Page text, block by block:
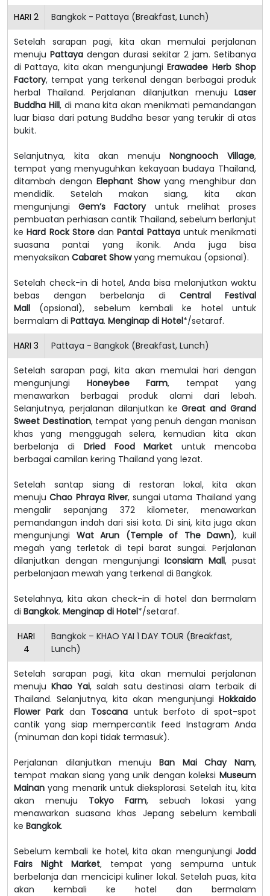
HARI 2 Bangkok - Pattaya (Breakfast, Lunch)
Setelah sarapan pagi, kita akan memulai perjalanan
menujuPattaya dengan durasi sekitar 2 jam. Setibanya
di Pattaya, kita akan mengunjungiErawadee Herb Shop
Factory, tempat yang terkenal dengan berbagai produk
herbal Thailand. Perjalanan dilanjutkan menuju Laser
Buddha Hill, di mana kita akan menikmati pemandangan
luar biasa dari patung Buddha besar yang terukir di atas
bukit.
Selanjutnya, kita akan menuju Nongnooch Village,
tempat yang menyuguhkan kekayaan budaya Thailand,
ditambah dengan Elephant Showyang menghibur dan
mendidik. Setelah makan siang, kita akan
mengunjungiGem’s Factoryuntuk melihat proses
pembuatan perhiasan cantik Thailand, sebelum berlanjut
keHard Rock StoredanPantai Pattayauntuk menikmati
suasana pantai yang ikonik. Anda juga bisa
menyaksikan Cabaret Showyang memukau (opsional).
Setelah check-in di hotel, Anda bisa melanjutkan waktu
bebas dengan berbelanja di Central Festival
Mall (opsional), sebelum kembali ke hotel untuk
bermalam di Pattaya. Menginap di Hotel*/setaraf.
HARI 3 Pattaya - Bangkok (Breakfast, Lunch)
Setelah sarapan pagi, kita akan memulai hari dengan
mengunjungi Honeybee Farm, tempat yang
menawarkan berbagai produk alami dari lebah.
Selanjutnya, perjalanan dilanjutkan keGreat and Grand
Sweet Destination, tempat yang penuh dengan manisan
khas yang menggugah selera, kemudian kita akan
berbelanja di Dried Food Market untuk mencoba
berbagai camilan kering Thailand yang lezat.
Setelah santap siang di restoran lokal, kita akan
menujuChao Phraya River, sungai utama Thailand yang
mengalir sepanjang 372 kilometer, menawarkan
pemandangan indah dari sisi kota. Di sini, kita juga akan
mengunjungi Wat Arun (Temple of The Dawn), kuil
megah yang terletak di tepi barat sungai. Perjalanan
dilanjutkan dengan mengunjungi Iconsiam Mall, pusat
perbelanjaan mewah yang terkenal di Bangkok.
Setelahnya, kita akan check-in di hotel dan bermalam
di Bangkok. Menginap di Hotel*/setaraf.
HARI
4
Bangkok – KHAO YAI 1 DAY TOUR (Breakfast,
Lunch)
Setelah sarapan pagi, kita akan memulai perjalanan
menuju Khao Yai, salah satu destinasi alam terbaik di
Thailand. Selanjutnya, kita akan mengunjungi Hokkaido
Flower Parkdan Toscana untuk berfoto di spot-spot
cantik yang siap mempercantik feed Instagram Anda
(minuman dan kopi tidak termasuk).
Perjalanan dilanjutkan menuju Ban Mai Chay Nam,
tempat makan siang yang unik dengan koleksi Museum
Mainan yang menarik untuk dieksplorasi. Setelah itu, kita
akan menuju Tokyo Farm, sebuah lokasi yang
menawarkan suasana khas Jepang sebelum kembali
ke Bangkok.
Sebelum kembali ke hotel, kita akan mengunjungi Jodd
Fairs Night Market, tempat yang sempurna untuk
berbelanja dan mencicipi kuliner lokal. Setelah puas, kita
akan kembali ke hotel dan bermalam